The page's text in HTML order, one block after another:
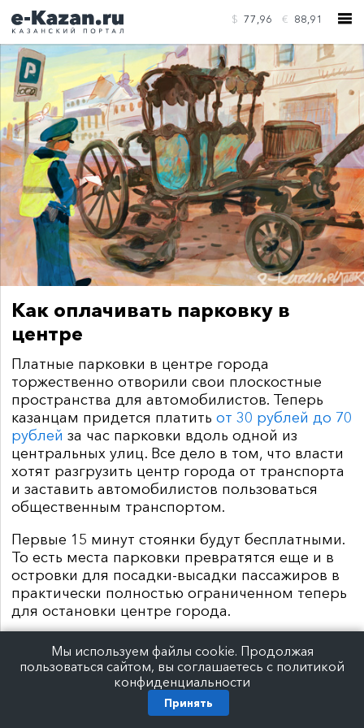
$ 77,96 € 88,91
КОНТАКТЫ
Как оплачивать парковку в
центре
Платные парковки в центре города
торжественно отворили свои плоскостные
пространства для автомобилистов. Теперь
казанцам придется платить от 30 рублей до 70
рублей за час парковки вдоль одной из
центральных улиц. Все дело в том, что власти
хотят разгрузить центр города от транспорта
и заставить автомобилистов пользоваться
общественным транспортом.
Первые 15 минут стоянки будут бесплатными.
То есть места парковки превратятся еще и в
островки для посадки-высадки пассажиров в
практически полностью ограниченном теперь
для остановки центре города.
Мы используем файлы cookie. Продолжая
пользоваться сайтом, вы соглашаетесь с политикой
конфиденциальности
Принять